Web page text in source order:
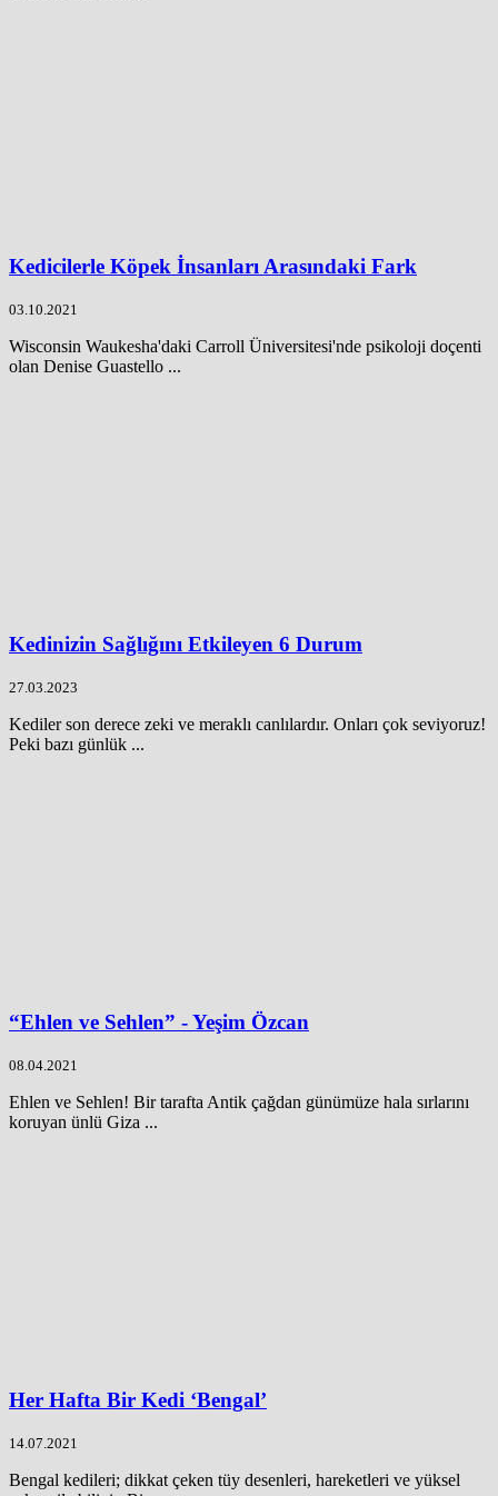
Kedicilerle Köpek İnsanları Arasındaki Fark
03.10.2021
Wisconsin Waukesha'daki Carroll Üniversitesi'nde psikoloji doçenti
olan Denise Guastello ...
Kedinizin Sağlığını Etkileyen 6 Durum
27.03.2023
Kediler son derece zeki ve meraklı canlılardır. Onları çok seviyoruz!
Peki bazı günlük ...
“Ehlen ve Sehlen” - Yeşim Özcan
08.04.2021
Ehlen ve Sehlen! Bir tarafta Antik çağdan günümüze hala sırlarını
koruyan ünlü Giza ...
Her Hafta Bir Kedi ‘Bengal’
14.07.2021
Bengal kedileri; dikkat çeken tüy desenleri, hareketleri ve yüksel